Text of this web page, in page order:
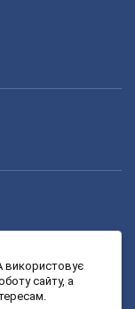
використовує
сайту, а